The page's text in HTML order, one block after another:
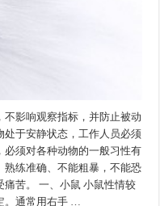
影响观察指标，并防止被动
于安静状态，工作人员必须
须对各种动物的一般习性有
熟练准确、不能粗暴，不能恐
苦。 一、小鼠 小鼠性情较
。通常用右手 …